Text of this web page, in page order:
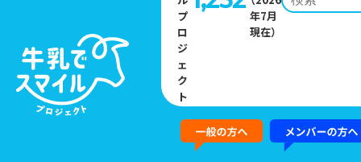
プ
ロ
ジ
ェ
ク
ト
年7月
現在）
親子で酪農や牛乳について楽しく学べるイ
ベント「MILK PARK」（第3弾）を奈良・ちきゅうのにわ橿原店で開催！
EVENT